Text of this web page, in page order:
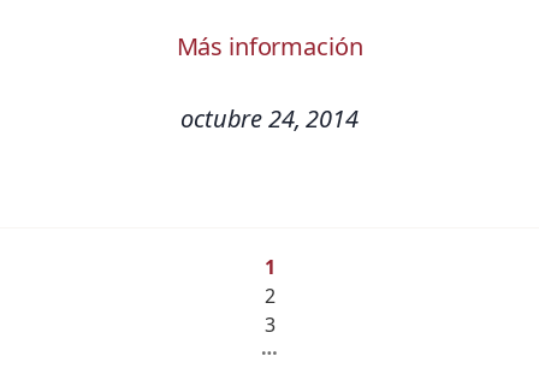
Más información
octubre 24, 2014
1
2
3
…